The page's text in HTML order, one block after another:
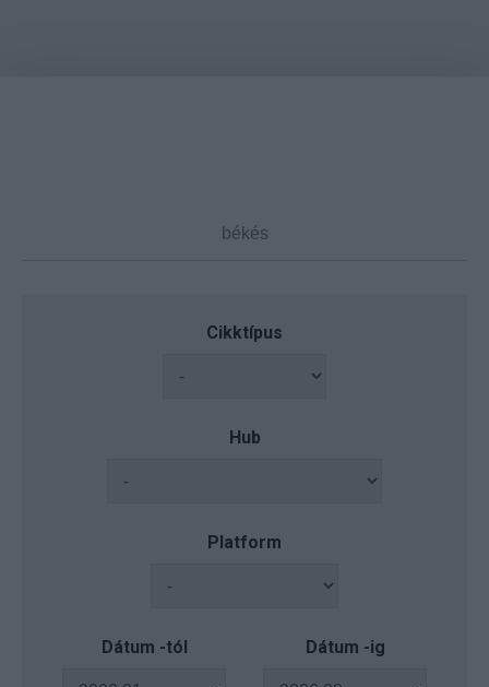
Cikktípus
Hub
Platform
Dátum -tól Dátum -ig